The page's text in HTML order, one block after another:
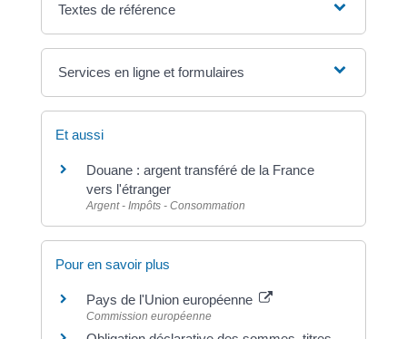
Textes de référence
Services en ligne et formulaires
Et aussi
Douane : argent transféré de la France
vers l'étranger
Argent - Impôts - Consommation
Pour en savoir plus
Pays de l'Union européenne
Commission européenne